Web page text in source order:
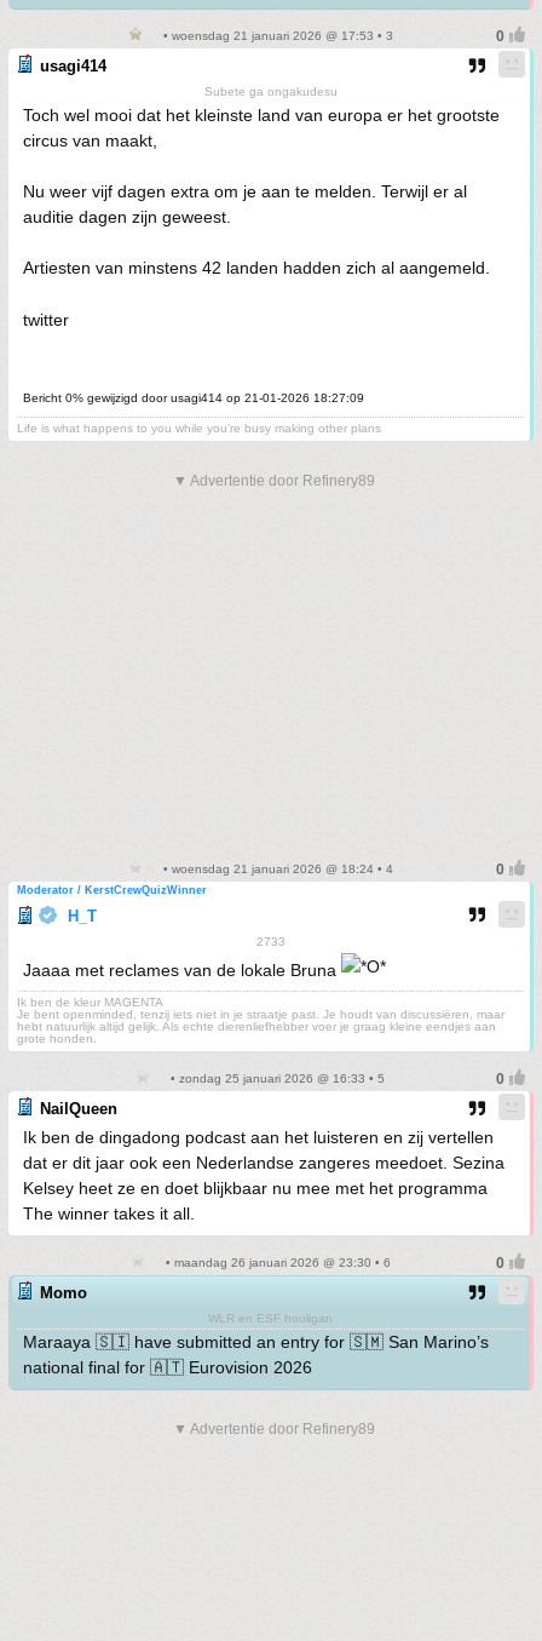
• woensdag 21 januari 2026 @ 17:53 • 3
usagi414
Subete ga ongakudesu
Toch wel mooi dat het kleinste land van europa er het grootste
circus van maakt,
Nu weer vijf dagen extra om je aan te melden. Terwijl er al
auditie dagen zijn geweest.
Artiesten van minstens 42 landen hadden zich al aangemeld.
twitter
Bericht 0% gewijzigd door usagi414 op 21-01-2026 18:27:09
Life is what happens to you while you're busy making other plans
▼ Advertentie door Refinery89
• woensdag 21 januari 2026 @ 18:24 • 4
Moderator / KerstCrewQuizWinner
H_T
2733
Jaaaa met reclames van de lokale Bruna
Ik ben de kleur MAGENTA
Je bent openminded, tenzij iets niet in je straatje past. Je houdt van discussiëren, maar
hebt natuurlijk altijd gelijk. Als echte dierenliefhebber voer je graag kleine eendjes aan
grote honden.
• zondag 25 januari 2026 @ 16:33 • 5
NailQueen
Ik ben de dingadong podcast aan het luisteren en zij vertellen
dat er dit jaar ook een Nederlandse zangeres meedoet. Sezina
Kelsey heet ze en doet blijkbaar nu mee met het programma
The winner takes it all.
• maandag 26 januari 2026 @ 23:30 • 6
Momo
WLR en ESF hooligan
Maraaya 🇸🇮 have submitted an entry for 🇸🇲 San Marino’s
national final for 🇦🇹 Eurovision 2026
▼ Advertentie door Refinery89